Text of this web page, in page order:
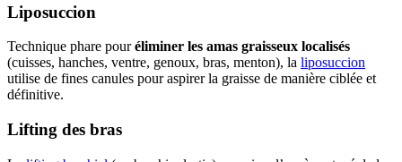
Liposuccion
Technique phare pouréliminer les amas graisseux localisés
(cuisses, hanches, ventre, genoux, bras, menton), la liposuccion
utilise de fines canules pour aspirer la graisse de manière ciblée et
définitive.
Lifting des bras